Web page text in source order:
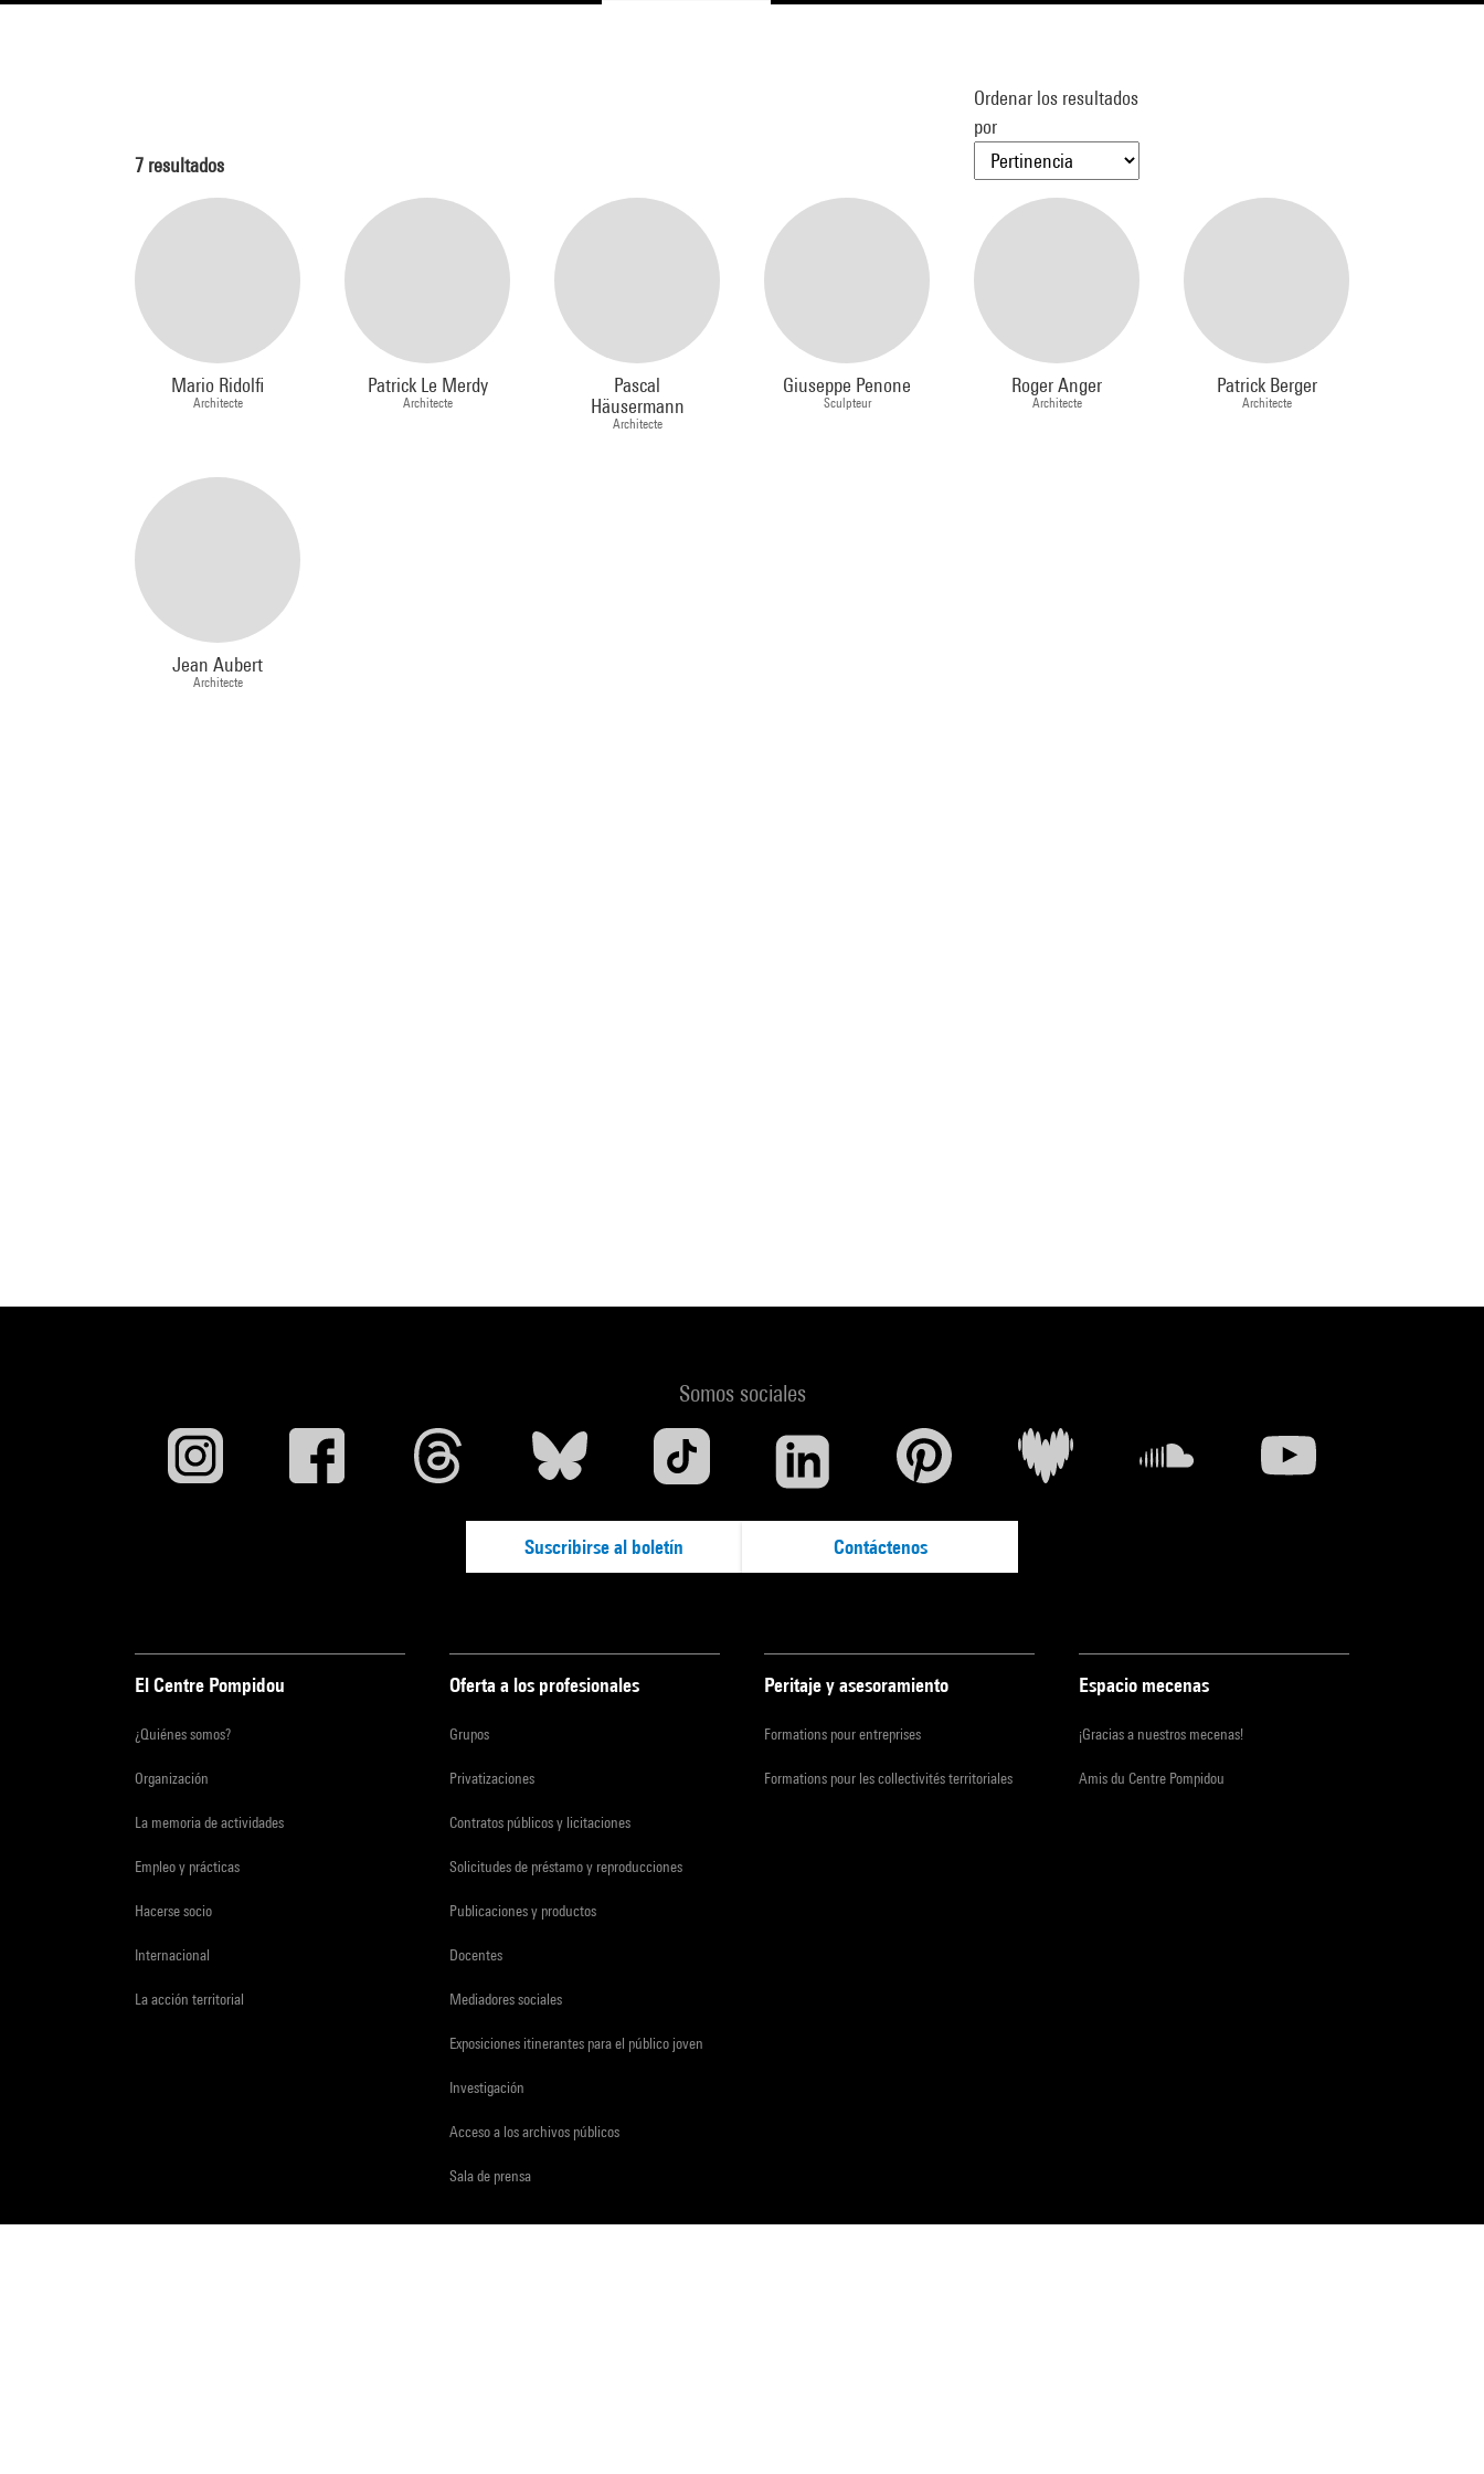
7 resultados
Ordenar los resultados
por
Mario Ridolfi
Architecte
Patrick Le Merdy
Architecte
Pascal
Häusermann
Architecte
Giuseppe Penone
Sculpteur
Roger Anger
Architecte
Patrick Berger
Architecte
Jean Aubert
Architecte
Somos sociales
Suscribirse al boletín Contáctenos
El Centre Pompidou
¿Quiénes somos?
Organización
La memoria de actividades
Empleo y prácticas
Hacerse socio
Internacional
La acción territorial
Oferta a los profesionales
Grupos
Privatizaciones
Contratos públicos y licitaciones
Solicitudes de préstamo y reproducciones
Publicaciones y productos
Docentes
Mediadores sociales
Exposiciones itinerantes para el público joven
Investigación
Acceso a los archivos públicos
Sala de prensa
Peritaje y asesoramiento
Formations pour entreprises
Formations pour les collectivités territoriales
Espacio mecenas
¡Gracias a nuestros mecenas!
Amis du Centre Pompidou